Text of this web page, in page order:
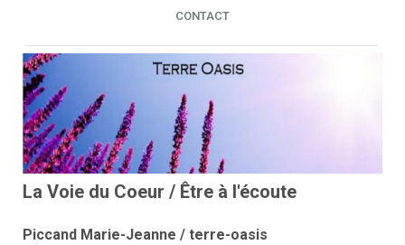
CONTACT
La Voie du Coeur / Être à l'écoute
Piccand Marie-Jeanne / terre-oasis